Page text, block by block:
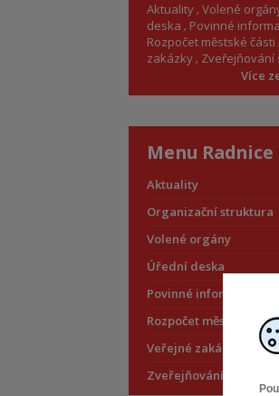
Aktuality Volené
deska
Povinné
Rozpočet městské části
zakázky Zveřejňování
Více
Menu Radnice
Aktuality
Organizační struktura
Volené orgány
Úřední deska
Povinné informace
Rozpočet městské části
Veřejné zakázky
Zveřejňování smluv